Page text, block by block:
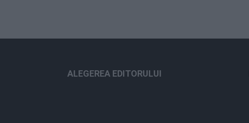
ALEGEREA EDITORULUI